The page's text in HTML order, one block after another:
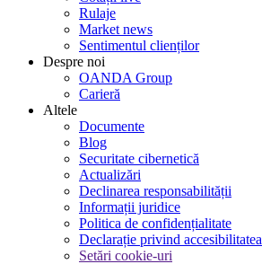
Rulaje
Market news
Sentimentul clienților
Despre noi
OANDA Group
Carieră
Altele
Documente
Blog
Securitate cibernetică
Actualizări
Declinarea responsabilității
Informații juridice
Politica de confidențialitate
Declarație privind accesibilitatea
Setări cookie-uri